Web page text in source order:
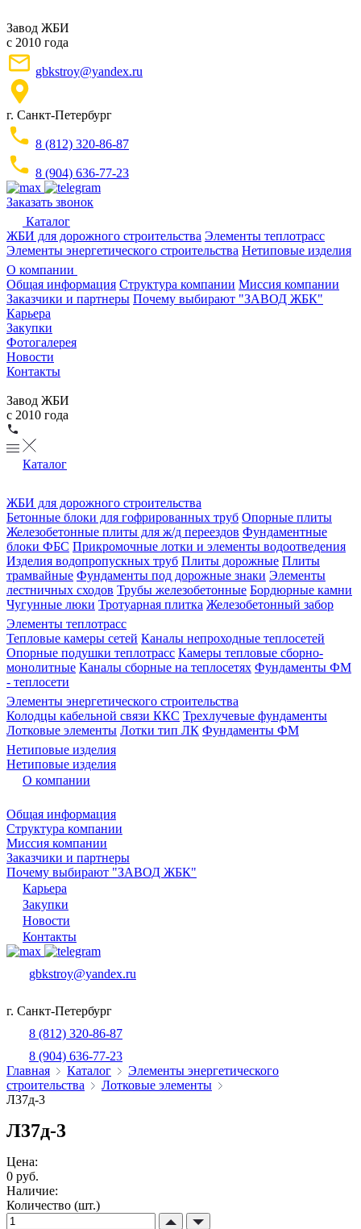
Завод ЖБИ
с 2010 года
gbkstroy@yandex.ru
г. Санкт-Петербург
8 (812) 320-86-87
8 (904) 636-77-23
Заказать звонок
Каталог
ЖБИ для дорожного строительства Элементы теплотрасс
Элементы энергетического строительства Нетиповые изделия
О компании
Общая информация Структура компании Миссия компании
Заказчики и партнеры Почему выбирают "ЗАВОД ЖБК"
Карьера
Закупки
Фотогалерея
Новости
Контакты
Завод ЖБИ
с 2010 года
Каталог
ЖБИ для дорожного строительства
Бетонные блоки для гофрированных труб Опорные плиты
Железобетонные плиты для ж/д переездов Фундаментные
блоки ФБС Прикромочные лотки и элементы водоотведения
Изделия водопропускных труб Плиты дорожные Плиты
трамвайные Фундаменты под дорожные знаки Элементы
лестничных сходов Трубы железобетонные Бордюрные камни
Чугунные люки Тротуарная плитка Железобетонный забор
Элементы теплотрасс
Тепловые камеры сетей Каналы непроходные теплосетей
Опорные подушки теплотрасс Камеры тепловые сборно-
монолитные Каналы сборные на теплосетях Фундаменты ФМ
- теплосети
Элементы энергетического строительства
Колодцы кабельной связи ККС Трехлучевые фундаменты
Лотковые элементы Лотки тип ЛК Фундаменты ФМ
Нетиповые изделия
Нетиповые изделия
О компании
Общая информация
Структура компании
Миссия компании
Заказчики и партнеры
Почему выбирают "ЗАВОД ЖБК"
Карьера
Закупки
Новости
Контакты
gbkstroy@yandex.ru
г. Санкт-Петербург
8 (812) 320-86-87
8 (904) 636-77-23
Главная
Каталог
Элементы энергетического
строительства
Лотковые элементы
Л37д-3
Л37д-3
Цена:
0 руб.
Наличие:
Количество (шт.)